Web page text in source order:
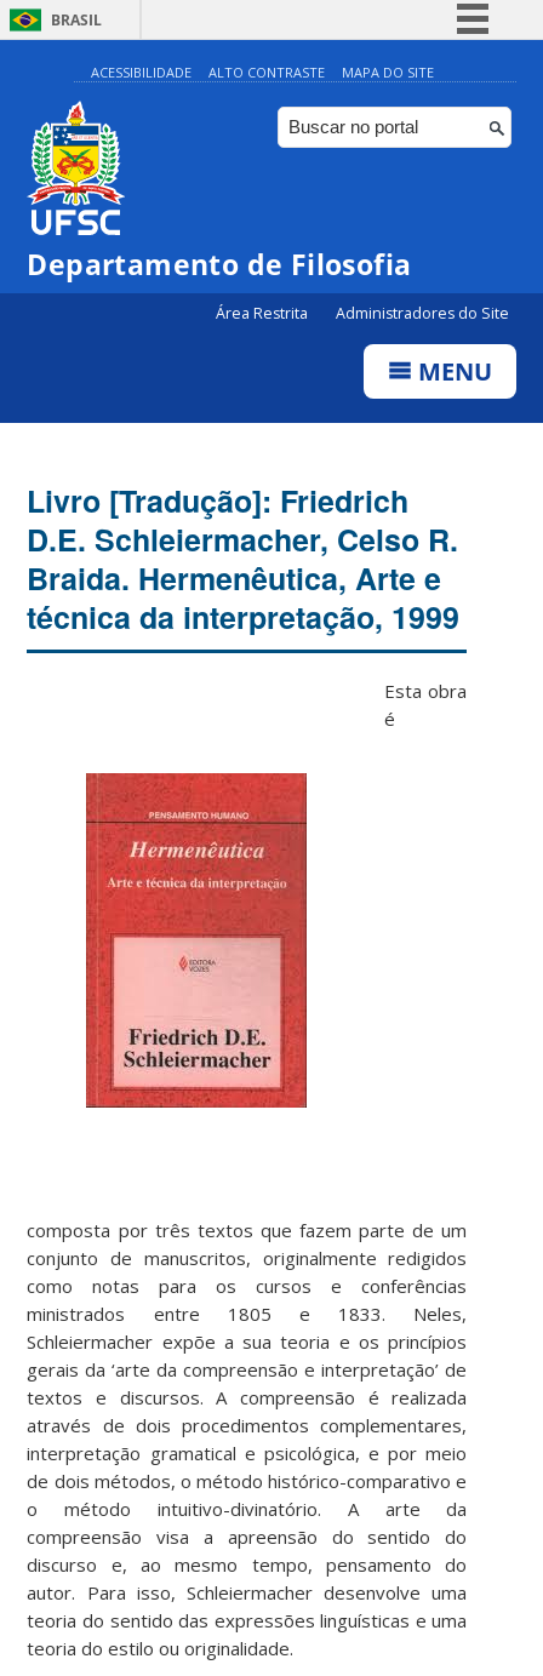
BRASIL
Simplifique!
Comunica BR
Participe
Canais
ACESSIBILIDADE ALTO CONTRASTE MAPA DO SITE
Departamento de Filosofia
Área Restrita Administradores do Site
MENU
Livro [Tradução]: Friedrich
D.E. Schleiermacher, Celso R.
Braida. Hermenêutica, Arte e
técnica da interpretação, 1999
Esta obra
é
composta por três textos que fazem parte de um
conjunto de manuscritos, originalmente redigidos
como notas para os cursos e conferências
ministrados entre 1805 e 1833. Neles,
Schleiermacher expõe a sua teoria e os princípios
gerais da ‘arte da compreensão e interpretação’ de
textos e discursos. A compreensão é realizada
através de dois procedimentos complementares,
interpretação gramatical e psicológica, e por meio
de dois métodos, o método histórico-comparativo e
o método intuitivo-divinatório. A arte da
compreensão visa a apreensão do sentido do
discurso e, ao mesmo tempo, pensamento do
autor. Para isso, Schleiermacher desenvolve uma
teoria do sentido das expressões linguísticas e uma
teoria do estilo ou originalidade.